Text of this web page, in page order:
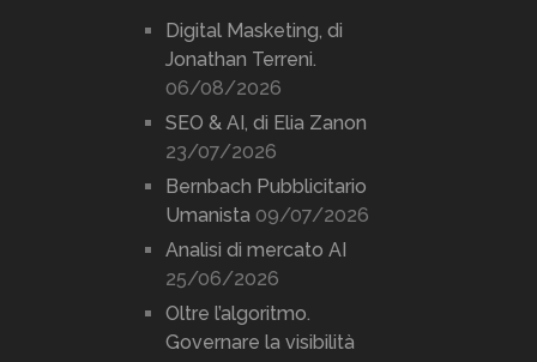
Digital Masketing, di
Jonathan Terreni.
06/08/2026
SEO & AI, di Elia Zanon
23/07/2026
Bernbach Pubblicitario
Umanista 09/07/2026
Analisi di mercato AI
25/06/2026
Oltre l’algoritmo.
Governare la visibilità